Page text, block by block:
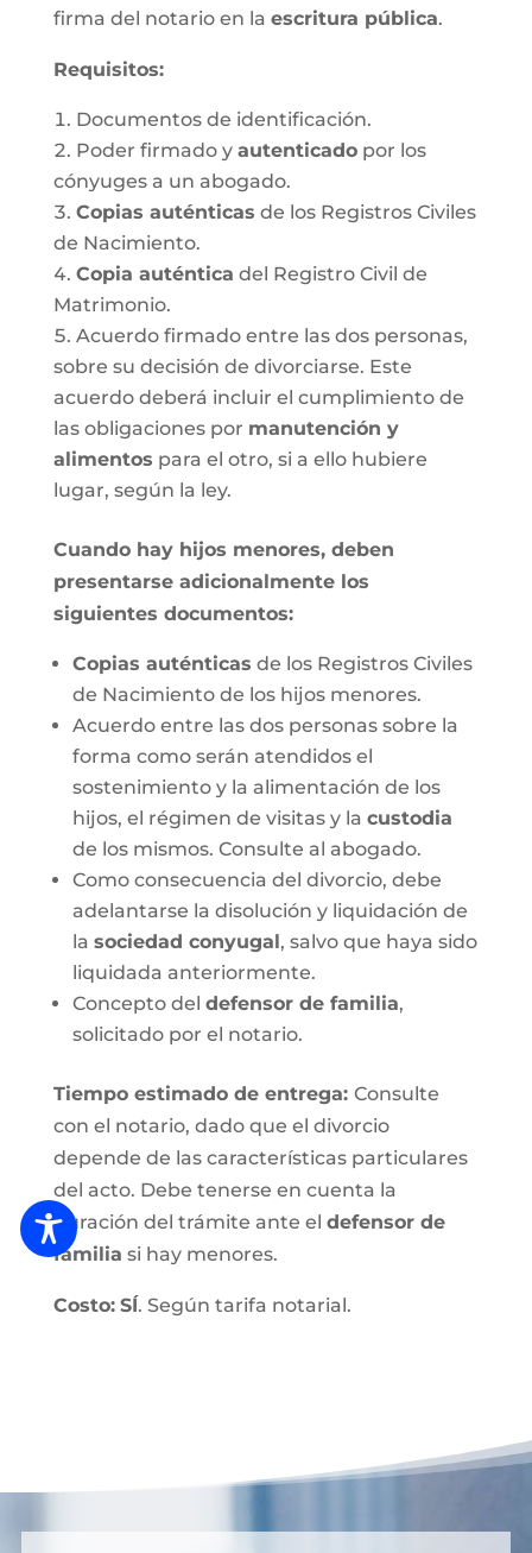
firma del notario en la escritura pública.
Requisitos:
Documentos de identificación.
Poder firmado y autenticadopor los
cónyuges a un abogado.
Copias auténticas de los Registros Civiles
de Nacimiento.
Copia auténtica del Registro Civil de
Matrimonio.
Acuerdo firmado entre las dos personas,
sobre su decisión de divorciarse. Este
acuerdo deberá incluir el cumplimiento de
las obligaciones por manutención y
alimentos para el otro, si a ello hubiere
lugar, según la ley.
Cuando hay hijos menores, deben
presentarse adicionalmente los
siguientes documentos:
Copias auténticas de los Registros Civiles
de Nacimiento de los hijos menores.
Acuerdo entre las dos personas sobre la
forma como serán atendidos el
sostenimiento y la alimentación de los
hijos, el régimen de visitas y la custodia
de los mismos. Consulte al abogado.
Como consecuencia del divorcio, debe
adelantarse la disolución y liquidación de
la sociedad conyugal, salvo que haya sido
liquidada anteriormente.
Concepto del defensor de familia,
solicitado por el notario.
Tiempo estimado de entrega: Consulte
con el notario, dado que el divorcio
depende de las características particulares
del acto. Debe tenerse en cuenta la
duración del trámite ante el defensor de
familia si hay menores.
Costo: SÍ. Según tarifa notarial.